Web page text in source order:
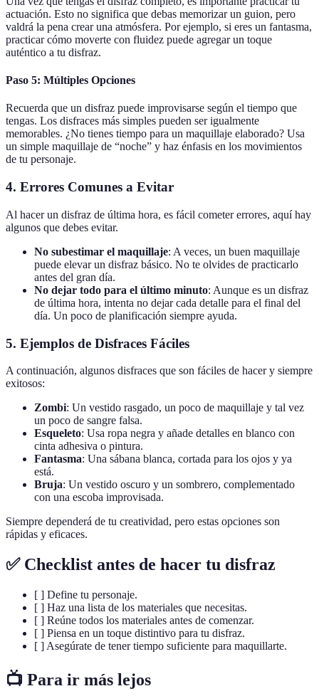
actuación. Esto no significa que debas memorizar un guion, pero
valdrá la pena crear una atmósfera. Por ejemplo, si eres un fantasma,
practicar cómo moverte con fluidez puede agregar un toque
auténtico a tu disfraz.
Paso 5: Múltiples Opciones
Recuerda que un disfraz puede improvisarse según el tiempo que
tengas. Los disfraces más simples pueden ser igualmente
memorables. ¿No tienes tiempo para un maquillaje elaborado? Usa
un simple maquillaje de “noche” y haz énfasis en los movimientos
de tu personaje.
4. Errores Comunes a Evitar
Al hacer un disfraz de última hora, es fácil cometer errores, aquí hay
algunos que debes evitar.
No subestimar el maquillaje: A veces, un buen maquillaje
puede elevar un disfraz básico. No te olvides de practicarlo
antes del gran día.
No dejar todo para el último minuto: Aunque es un disfraz
de última hora, intenta no dejar cada detalle para el final del
día. Un poco de planificación siempre ayuda.
5. Ejemplos de Disfraces Fáciles
A continuación, algunos disfraces que son fáciles de hacer y siempre
exitosos:
Zombi: Un vestido rasgado, un poco de maquillaje y tal vez
un poco de sangre falsa.
Esqueleto: Usa ropa negra y añade detalles en blanco con
cinta adhesiva o pintura.
Fantasma: Una sábana blanca, cortada para los ojos y ya
está.
Bruja: Un vestido oscuro y un sombrero, complementado
con una escoba improvisada.
Siempre dependerá de tu creatividad, pero estas opciones son
rápidas y eficaces.
✅ Checklist antes de hacer tu disfraz
[ ] Define tu personaje.
[ ] Haz una lista de los materiales que necesitas.
[ ] Reúne todos los materiales antes de comenzar.
[ ] Piensa en un toque distintivo para tu disfraz.
[ ] Asegúrate de tener tiempo suficiente para maquillarte.
📺 Para ir más lejos